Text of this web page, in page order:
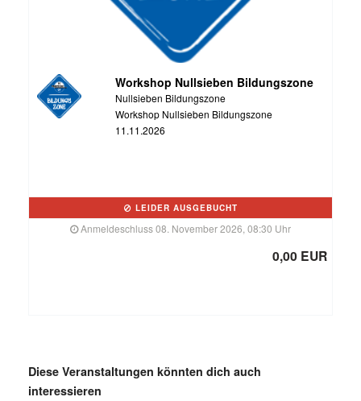
Workshop Nullsieben Bildungszone
Nullsieben Bildungszone
Workshop Nullsieben Bildungszone
11.11.2026
LEIDER AUSGEBUCHT
Anmeldeschluss 08. November 2026, 08:30 Uhr
0,00 EUR
Diese Veranstaltungen könnten dich auch
interessieren